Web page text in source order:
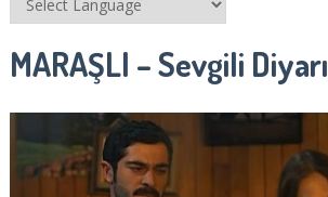
MARAŞLI – Sevgili Diyarı